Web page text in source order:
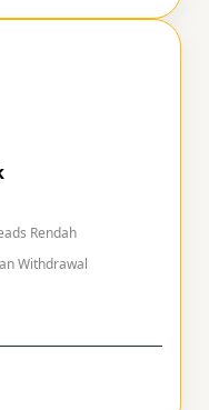
Rendah
Withdrawal